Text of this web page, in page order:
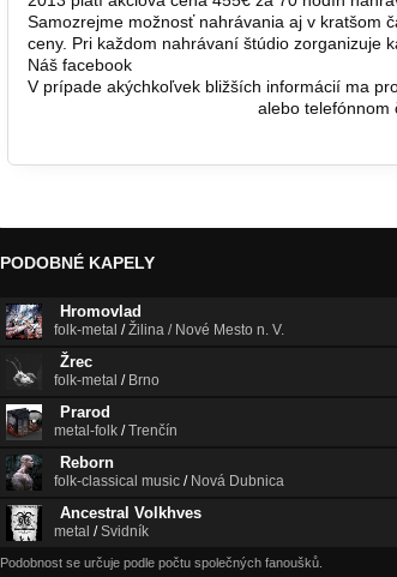
Samozrejme možnosť nahrávania aj v kratšom
ceny. Pri každom nahrávaní štúdio zorganizuje
Náš facebook
V prípade akýchkoľvek bližších informácií ma
alebo telefónnom
PODOBNÉ KAPELY
Hromovlad
folk-metal /Žilina / Nové Mesto n. V.
Žrec
folk-metal / Brno
Prarod
metal-folk /Trenčín
Reborn
folk-classical music / Nová Dubnica
Ancestral Volkhves
metal /Svidník
Podobnost se určuje podle počtu společných fanoušků.